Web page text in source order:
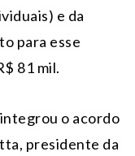
e da
para esse
81 mil.
o acordo
presidente da